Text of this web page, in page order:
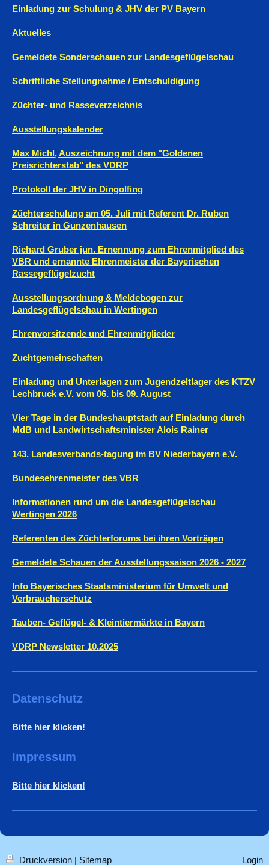
Einladung zur Schulung & JHV der PV Bayern
Aktuelles
Gemeldete Sonderschauen zur Landesgeflügelschau
Schriftliche Stellungnahme / Entschuldigung
Züchter- und Rasseverzeichnis
Ausstellungskalender
Max Michl, Auszeichnung mit dem "Goldenen
Preisrichterstab" des VDRP
Protokoll der JHV in Dingolfing
Züchterschulung am 05. Juli mit Referent Dr. Ruben
Schreiter in Gunzenhausen
Richard Gruber jun. Ernennung zum Ehrenmitglied des
VBR und ernannte Ehrenmeister der Bayerischen
Rassegeflügelzucht
Ausstellungsordnung & Meldebogen zur
Landesgeflügelschau in Wertingen
Ehrenvorsitzende und Ehrenmitglieder
Zuchtgemeinschaften
Einladung und Unterlagen zum Jugendzeltlager des KTZV
Lechbruck e.V. vom 06. bis 09. August
Vier Tage in der Bundeshauptstadt auf Einladung durch
MdB und Landwirtschaftsminister Alois Rainer
143. Landesverbands-tagung im BV Niederbayern e.V.
Bundesehrenmeister des VBR
Informationen rund um die Landesgeflügelschau
Wertingen 2026
Referenten des Züchterforums bei ihren Vorträgen
Gemeldete Schauen der Ausstellungssaison 2026 - 2027
Info Bayerisches Staatsministerium für Umwelt und
Verbraucherschutz
Tauben- Geflügel- & Kleintiermärkte in Bayern
VDRP Newsletter 10.2025
Datenschutz
Bitte hier klicken!
Impressum
Bitte hier klicken!
Druckversion | Sitemap Login